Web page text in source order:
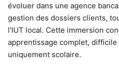
évoluer dans une agence
gestion des dossiers clients,
l’IUT local. Cette immersion
apprentissage complet,
uniquement scolaire.